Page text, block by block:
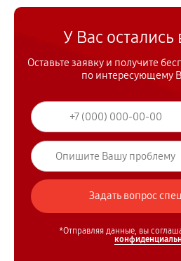
У Вас
Оставьте заявку и получите
по интересующему
*Отправляя данные, вы